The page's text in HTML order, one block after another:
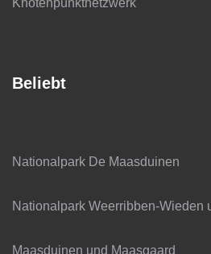
Knotenpunktnetzwerk
Beliebt
Nationalpark De Maasduinen
Nationalpark Weerribben-Wieden
Maasduinen und Maasgaard